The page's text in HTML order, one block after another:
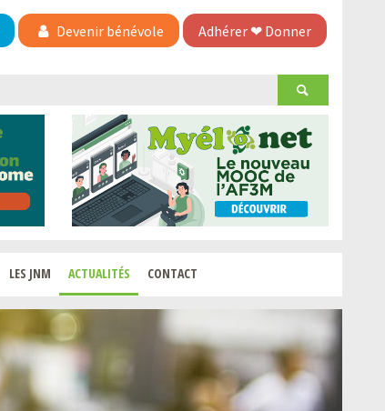
Devenir bénévole Adhérer ❤ Donner
LES JNM ACTUALITÉS CONTACT